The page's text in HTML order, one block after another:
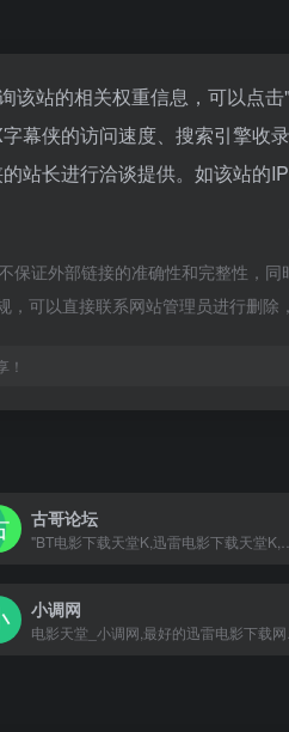
该站的相关权重信息，可以点击"
幕侠的访问速度、搜索引擎
站长进行洽谈提供。如该站的
保证外部链接的准确性和完整性，
可以直接联系网站管理员进行删除
！
古哥论坛
小调网